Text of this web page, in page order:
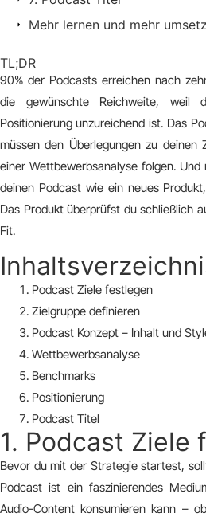
Mehr lernen und mehr
TL;DR
90% der Podcasts erreichen nach
die gewünschte Reichweite, weil
Positionierung unzureichend ist. Das
müssen den Überlegungen zu deinen
einer Wettbewerbsanalyse folgen.
deinen Podcast wie ein neues
Das Produkt überprüfst du schließlich
Fit.
Podcast Ziele festlegen
Zielgruppe definieren
Podcast Konzept – Inhalt und
Wettbewerbsanalyse
Benchmarks
Positionierung
Podcast Titel
1. Podcast Ziele
Bevor du mit der Strategie startest,
Podcast ist ein faszinierendes
Audio-Content konsumieren kann –